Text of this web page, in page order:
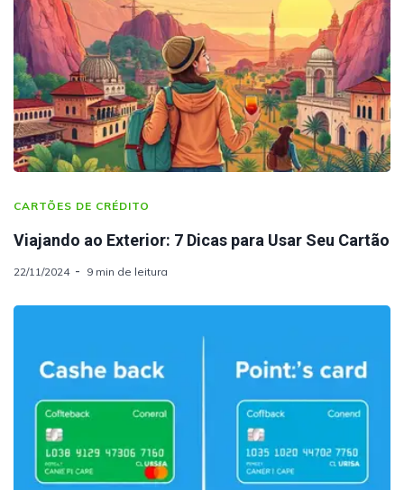
CARTÕES DE CRÉDITO
Viajando ao Exterior: 7 Dicas para Usar Seu Cartão
22/11/2024 9 min de leitura